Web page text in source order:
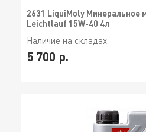
2631 LiquiMoly Минеральное
Leichtlauf 15W-40 4л
Наличие на складах
5 700 р.